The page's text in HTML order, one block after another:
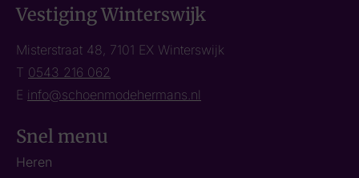
Vestiging Winterswijk
Misterstraat 48, 7101 EX Winterswijk
T 0543 216 062
E info@schoenmodehermans.nl
Snel menu
Heren